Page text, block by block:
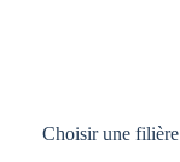
Choisir une filière